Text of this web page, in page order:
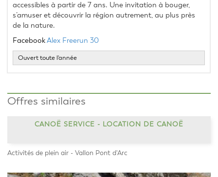
accessibles à partir de 7 ans. Une invitation à bouger,
s’amuser et découvrir la région autrement, au plus près
de la nature.
FacebookAlex Freerun 30
Ouvert toute l'année
Offres similaires
CANOË SERVICE - LOCATION DE CANOË
Activités de plein air - Vallon Pont d'Arc